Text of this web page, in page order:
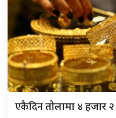
एकैदिनतोलामा ४ हजार